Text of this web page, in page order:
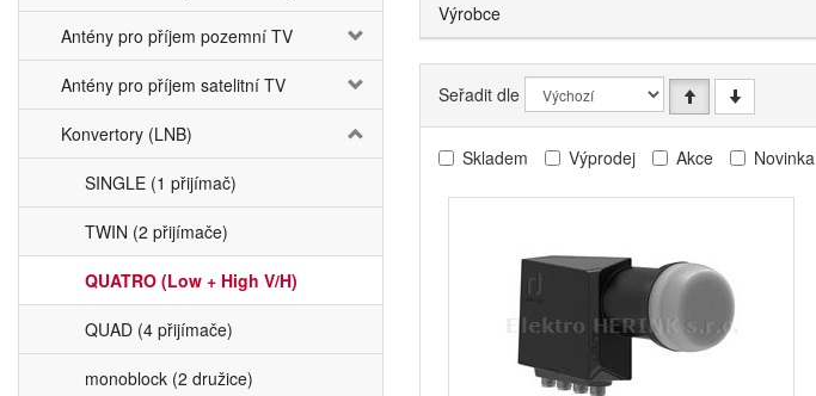
Antény pro příjem pozemní TV
Antény pro příjem satelitní TV
Konvertory (LNB)
SINGLE (1 přijímač)
TWIN (2 přijímače)
QUATRO (Low + High V/H)
QUAD (4 přijímače)
monoblock (2 družice)
Výrobce
Seřadit dle
Skladem Výprodej Akce Novinka